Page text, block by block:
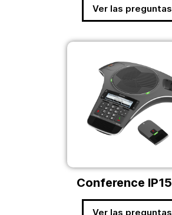
Ver las preguntas
Conference
Ver las preguntas